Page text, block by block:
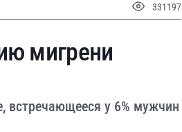
331197
мигрени
встречающееся у 6% мужчин